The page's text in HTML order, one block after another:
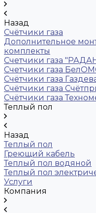
Назад
Счётчики газа
Дополнительное
комплекты
Счетчики газа
Счетчики газа
Счётчики газа
Счётчики газа
Счётчики газа
Теплый пол
Назад
Теплый пол
Греющий кабель
Теплый пол водяной
Теплый пол
Услуги
Компания